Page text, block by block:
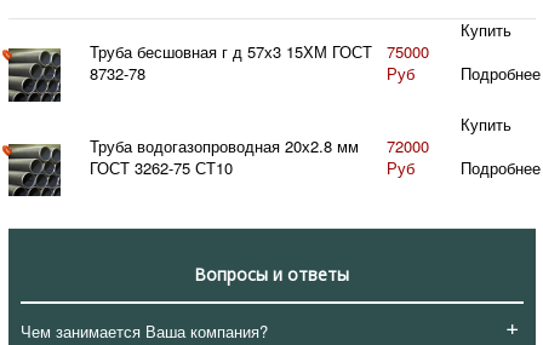
Труба бесшовная г д 57х3 15ХМ ГОСТ
8732-78
75000
Руб
Купить
Подробнее
Труба водогазопроводная 20х2.8 мм
ГОСТ 3262-75 СТ10
72000
Руб
Купить
Подробнее
Вопросы и ответы
+
Чем занимается Ваша компания?